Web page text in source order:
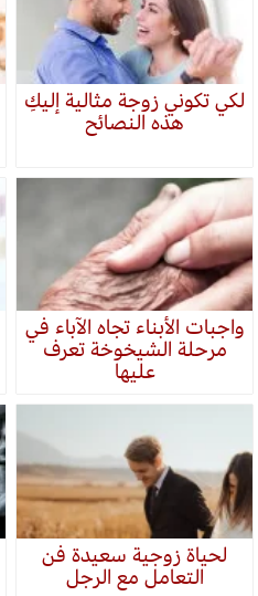
لكي تكوني زوجة مثالية إليكِ
هذه النصائح
واجبات الأبناء تجاه الآباء في
مرحلة الشيخوخة تعرف
عليها
لحياة زوجية سعيدة فن
التعامل مع الرجل